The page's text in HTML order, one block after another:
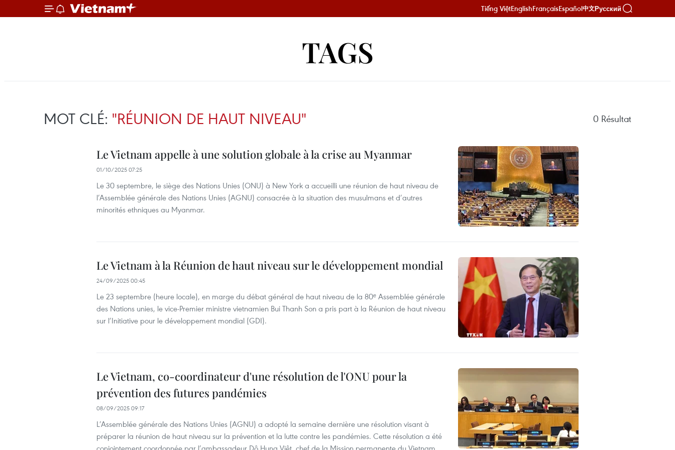
Tiếng ViệtEnglishFrançaisEspañol中文Русский
TAGS
MOT CLÉ: "RÉUNION DE HAUT NIVEAU" 0 Résultat
Le Vietnam appelle à une solution globale à la crise au Myanmar
01/10/2025 07:25
Le 30 septembre, le siège des Nations Unies (ONU) à New York a accueilli une réunion de haut niveau de
l’Assemblée générale des Nations Unies (AGNU) consacrée à la situation des musulmans et d’autres
minorités ethniques au Myanmar.
Le Vietnam à la Réunion de haut niveau sur le développement mondial
24/09/2025 00:45
Le 23 septembre (heure locale), en marge du débat général de haut niveau de la 80ᵉ Assemblée générale
des Nations unies, le vice-Premier ministre vietnamien Bui Thanh Son a pris part à la Réunion de haut niveau
sur l’Initiative pour le développement mondial (GDI).
Le Vietnam, co-coordinateur d'une résolution de l'ONU pour la
prévention des futures pandémies
08/09/2025 09:17
L’Assemblée générale des Nations Unies (AGNU) a adopté la semaine dernière une résolution visant à
préparer la réunion de haut niveau sur la prévention et la lutte contre les pandémies. Cette résolution a été
conjointement coordonnée par l’ambassadeur Dô Hung Viêt, chef de la Mission permanente du Vietnam